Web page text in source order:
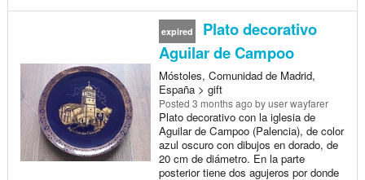
expired
Plato decorativo
Aguilar de Campoo
Móstoles, Comunidad de Madrid,
España > gift
Posted 3 months ago by user wayfarer
Plato decorativo con la iglesia de
Aguilar de Campoo (Palencia), de color
azul oscuro con dibujos en dorado, de
20 cm de diámetro. En la parte
posterior tiene dos agujeros por donde